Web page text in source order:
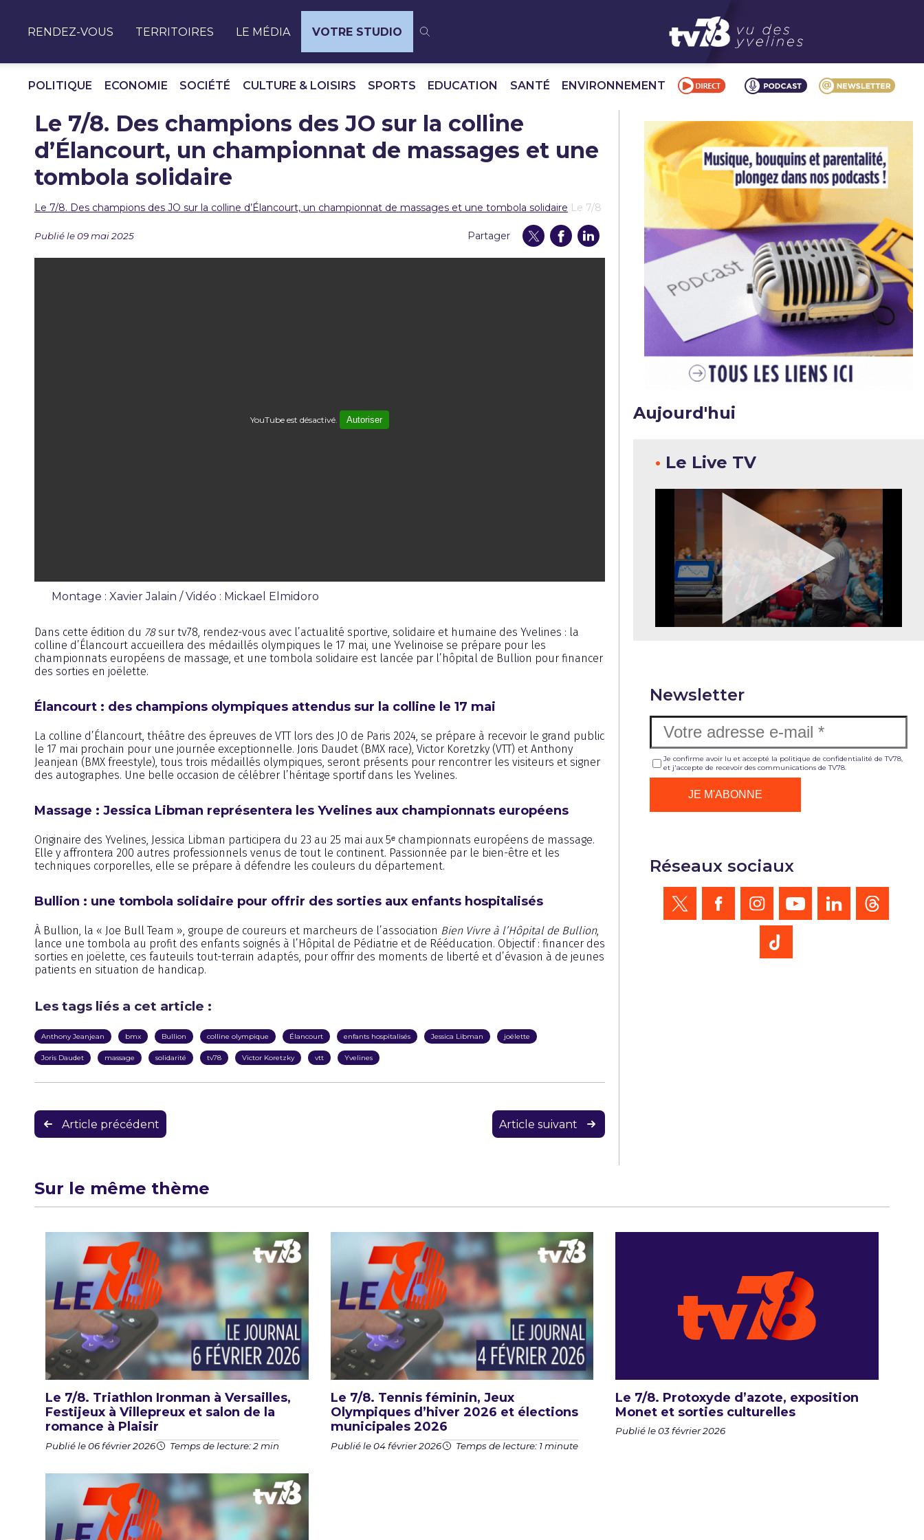
RENDEZ-VOUS TERRITOIRES LE MÉDIA VOTRE STUDIO
POLITIQUE ECONOMIE SOCIÉTÉ CULTURE & LOISIRS SPORTS EDUCATION SANTÉ ENVIRONNEMENT
Le 7/8. Des champions des JO sur la colline
d’Élancourt, un championnat de massages et une
tombola solidaire
Le 7/8. Des champions des JO sur la colline d’Élancourt, un championnat de massages et une tombola solidaire Le 7/8
Publié le 09 mai 2025 Partager
YouTube est désactivé. Autoriser
Montage : Xavier Jalain / Vidéo : Mickael Elmidoro
Dans cette édition du 78sur tv78, rendez-vous avec l’actualité sportive, solidaire et humaine des Yvelines : la
colline d’Élancourt accueillera des médaillés olympiques le 17 mai, une Yvelinoise se prépare pour les
championnats européens de massage, et une tombola solidaire est lancée par l’hôpital de Bullion pour financer
des sorties en joëlette.
Élancourt : des champions olympiques attendus sur la colline le 17 mai
La colline d’Élancourt, théâtre des épreuves de VTT lors des JO de Paris 2024, se prépare à recevoir le grand public
le 17 mai prochain pour une journée exceptionnelle. Joris Daudet (BMX race), Victor Koretzky (VTT) et Anthony
Jeanjean (BMX freestyle), tous trois médaillés olympiques, seront présents pour rencontrer les visiteurs et signer
des autographes. Une belle occasion de célébrer l’héritage sportif dans les Yvelines.
Massage : Jessica Libman représentera les Yvelines aux championnats européens
Originaire des Yvelines, Jessica Libman participera du 23 au 25 mai aux 5ᵉ championnats européens de massage.
Elle y affrontera 200 autres professionnels venus de tout le continent. Passionnée par le bien-être et les
techniques corporelles, elle se prépare à défendre les couleurs du département.
Bullion : une tombola solidaire pour offrir des sorties aux enfants hospitalisés
À Bullion, la « Joe Bull Team », groupe de coureurs et marcheurs de l’association Bien Vivre à l’Hôpital de Bullion,
lance une tombola au profit des enfants soignés à l’Hôpital de Pédiatrie et de Rééducation. Objectif : financer des
sorties en joëlette, ces fauteuils tout-terrain adaptés, pour offrir des moments de liberté et d’évasion à de jeunes
patients en situation de handicap.
Les tags liés a cet article :
Anthony Jeanjean bmx Bullion colline olympique Élancourt enfants hospitalisés Jessica Libman joëlette
Joris Daudet massage solidarité tv78 Victor Koretzky vtt Yvelines
Navigation
de
Article précédent Article suivant
Aujourd'hui
• Le Live TV
Newsletter
Je confirme avoir lu et accepté la politique de confidentialité de TV78,
et j'accepte de recevoir des communications de TV78.
Réseaux sociaux
Sur le même thème
Le 7/8. Triathlon Ironman à Versailles,
Festijeux à Villepreux et salon de la
romance à Plaisir
Publié le 06 février 2026 Temps de lecture: 2 min
Le 7/8. Tennis féminin, Jeux
Olympiques d’hiver 2026 et élections
municipales 2026
Publié le 04 février 2026 Temps de lecture: 1 minute
Le 7/8. Protoxyde d’azote, exposition
Monet et sorties culturelles
Publié le 03 février 2026